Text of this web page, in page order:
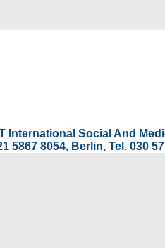
Social And
8054, Berlin, Tel. 030